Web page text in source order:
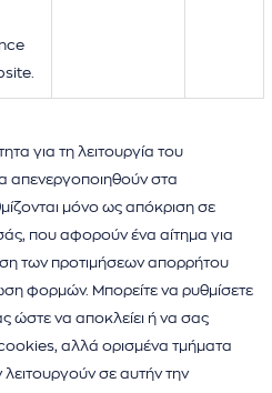
για τη λειτουργία του
απενεργοποιηθούν στα
μόνο ως απόκριση σε
που αφορούν ένα αίτημα για
των προτιμήσεων απορρήτου
φορμών. Μπορείτε να ρυθμίσετε
ώστε να αποκλείει ή να σας
cookies, αλλά ορισμένα τμήματα
σε αυτήν την